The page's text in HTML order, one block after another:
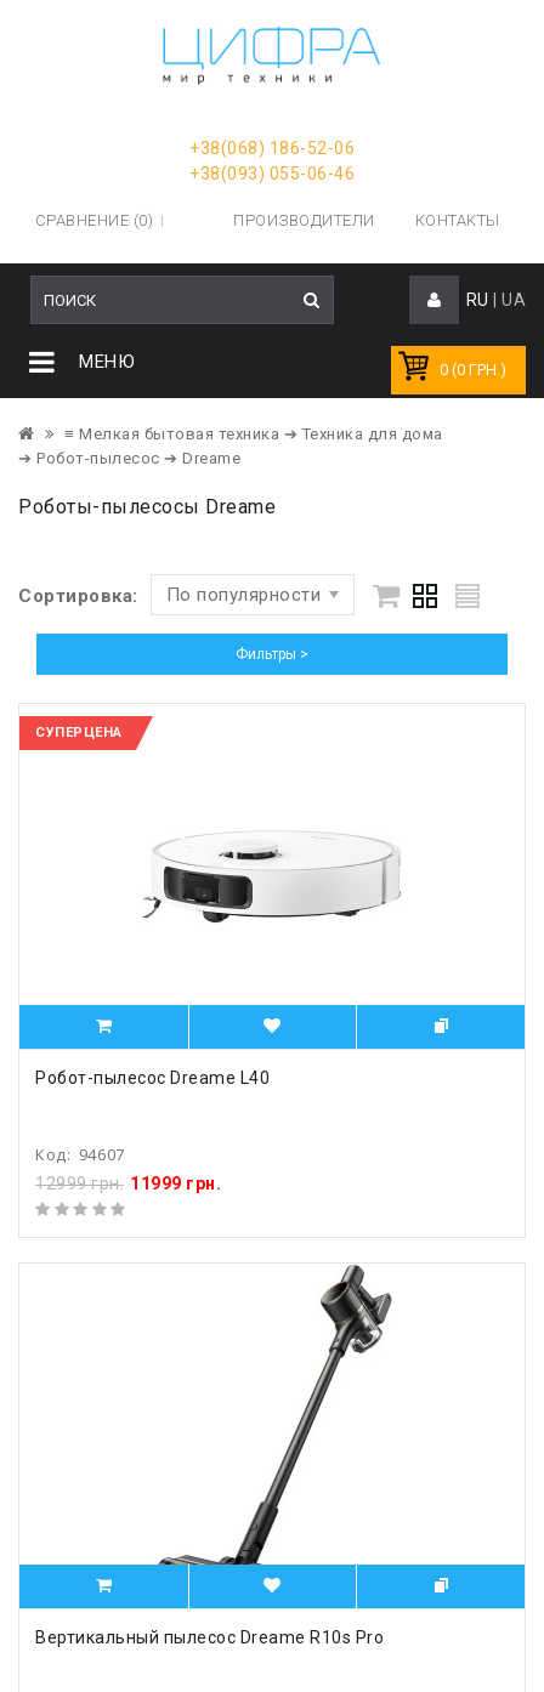
+38(068) 186-52-06
+38(093) 055-06-46
СРАВНЕНИЕ (0) ПРОИЗВОДИТЕЛИ КОНТАКТЫ
RU UA
0 (0 ГРН.)
МЕНЮ
≡ Мелкая бытовая техника ➔ Техника для дома
➔ Робот-пылесос ➔ Dreame
Роботы-пылесосы Dreame
Сортировка: По популярности
Фильтры >
СУПЕРЦЕНА
Робот-пылесос Dreame L40
Код: 94607
12999 грн. 11999 грн.
Вертикальный пылесос Dreame R10s Pro